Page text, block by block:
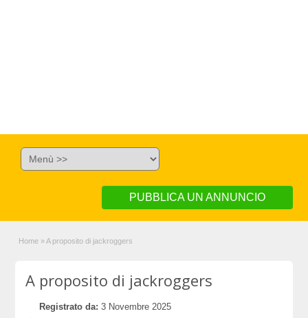
PUBBLICA UN ANNUNCIO
Home » A proposito di jackroggers
A proposito di jackroggers
Registrato da: 3 Novembre 2025